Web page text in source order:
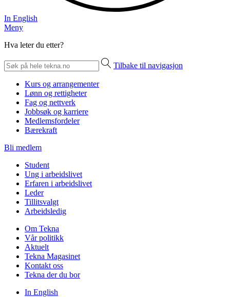
In English
Meny
Hva leter du etter?
Tilbake til navigasjon
Kurs og arrangementer
Lønn og rettigheter
Fag og nettverk
Jobbsøk og karriere
Medlemsfordeler
Bærekraft
Bli medlem
Student
Ung i arbeidslivet
Erfaren i arbeidslivet
Leder
Tillitsvalgt
Arbeidsledig
Om Tekna
Vår politikk
Aktuelt
Tekna Magasinet
Kontakt oss
Tekna der du bor
In English